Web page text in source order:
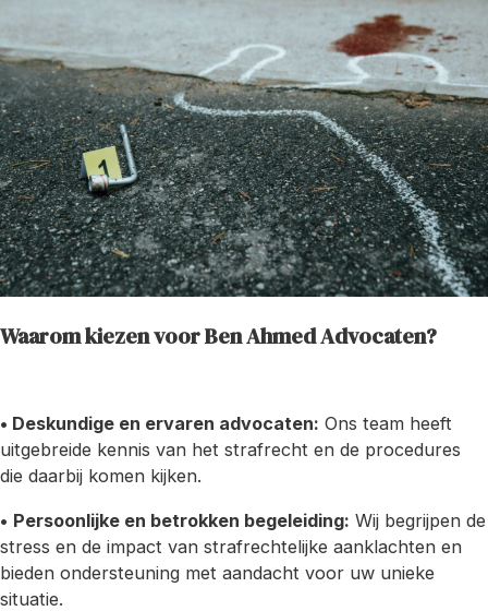
Waarom kiezen voor Ben Ahmed Advocaten?
• Deskundige en ervaren advocaten: Ons team heeft
uitgebreide kennis van het strafrecht en de procedures
die daarbij komen kijken.
• Persoonlijke en betrokken begeleiding: Wij begrijpen de
stress en de impact van strafrechtelijke aanklachten en
bieden ondersteuning met aandacht voor uw unieke
situatie.